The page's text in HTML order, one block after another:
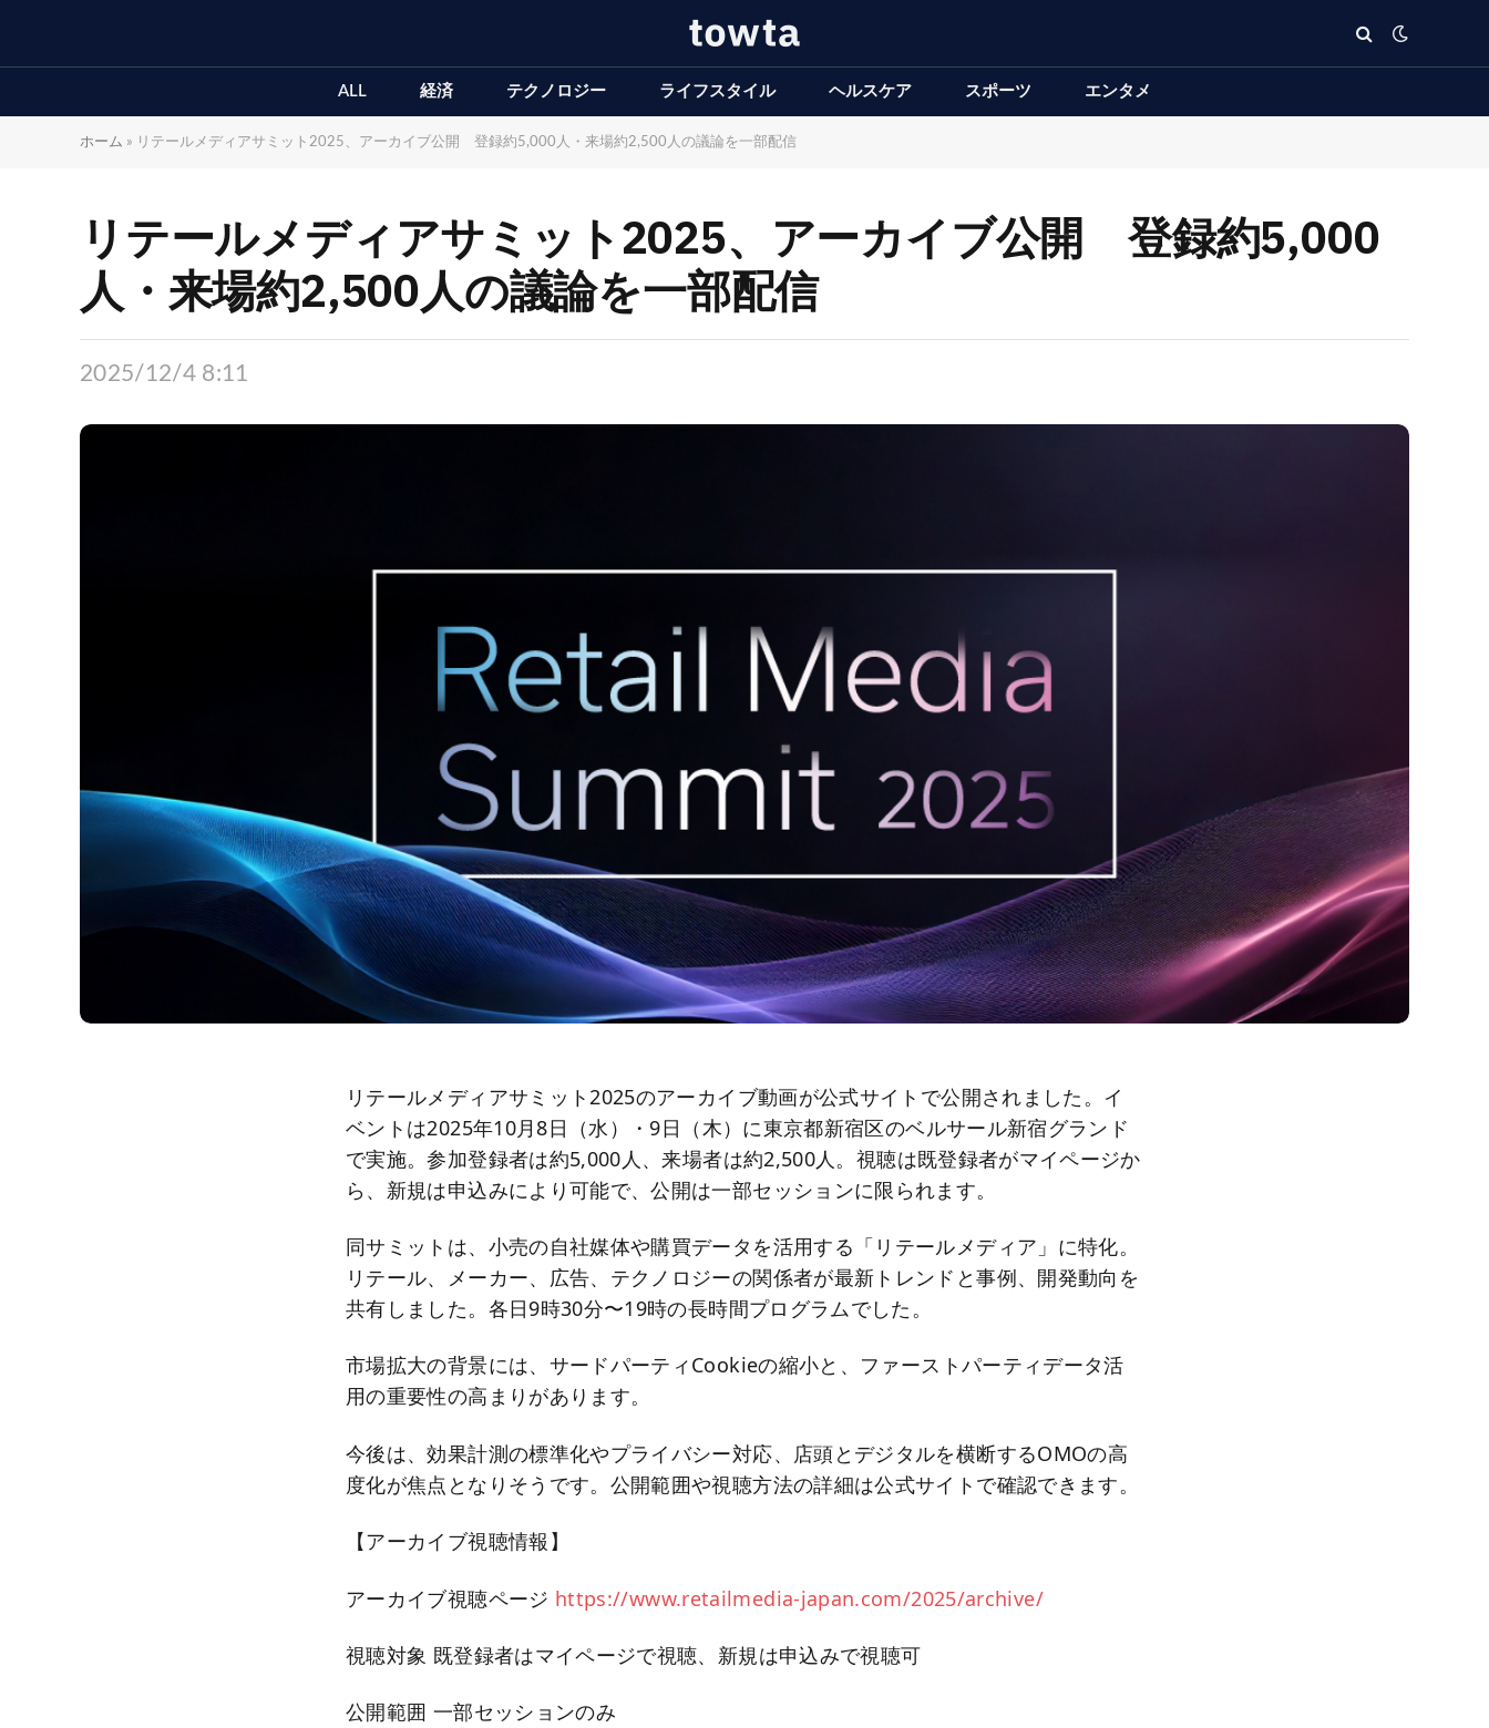
ALL 経済 テクノロジー ライフスタイル ヘルスケア スポーツ エンタメ
ホーム » リテールメディアサミット2025、アーカイブ公開 登録約5,000人・来場約2,500人の議論を一部配信
リテールメディアサミット2025、アーカイブ公開 登録約5,000
人・来場約2,500人の議論を一部配信
2025/12/4 8:11
リテールメディアサミット2025のアーカイブ動画が公式サイトで公開されました。イ
ベントは2025年10月8日（水）・9日（木）に東京都新宿区のベルサール新宿グランド
で実施。参加登録者は約5,000人、来場者は約2,500人。視聴は既登録者がマイページか
ら、新規は申込みにより可能で、公開は一部セッションに限られます。
同サミットは、小売の自社媒体や購買データを活用する「リテールメディア」に特化。
リテール、メーカー、広告、テクノロジーの関係者が最新トレンドと事例、開発動向を
共有しました。各日9時30分〜19時の長時間プログラムでした。
市場拡大の背景には、サードパーティCookieの縮小と、ファーストパーティデータ活
用の重要性の高まりがあります。
今後は、効果計測の標準化やプライバシー対応、店頭とデジタルを横断するOMOの高
度化が焦点となりそうです。公開範囲や視聴方法の詳細は公式サイトで確認できます。
【アーカイブ視聴情報】
アーカイブ視聴ページ https://www.retailmedia-japan.com/2025/archive/
視聴対象 既登録者はマイページで視聴、新規は申込みで視聴可
公開範囲 一部セッションのみ